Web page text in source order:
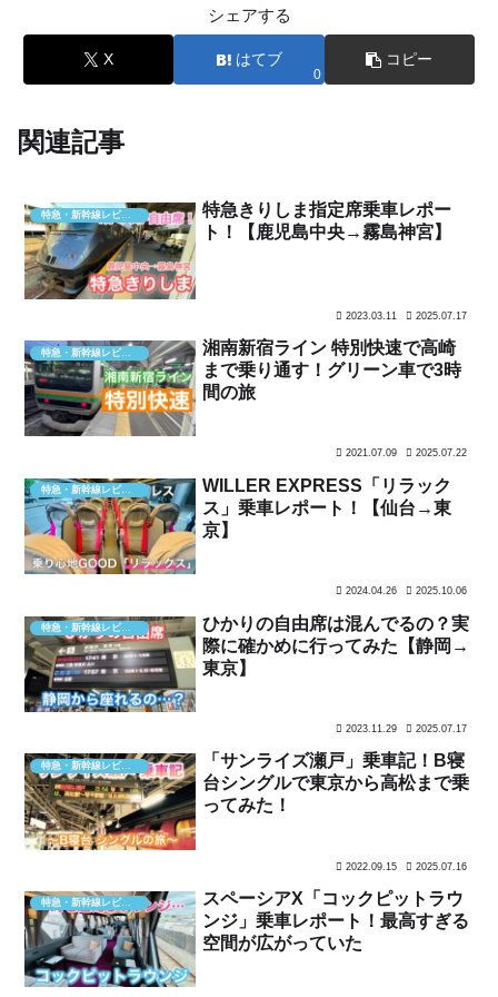
シェアする
X はてブ
0
コピー
関連記事
特急・新幹線レビュー
特急きりしま指定席乗車レポー
ト！【鹿児島中央→霧島神宮】
2023.03.11 2025.07.17
特急・新幹線レビュー
湘南新宿ライン 特別快速で高崎
まで乗り通す！グリーン車で3時
間の旅
2021.07.09 2025.07.22
特急・新幹線レビュー
WILLER EXPRESS「リラック
ス」乗車レポート！【仙台→東
京】
2024.04.26 2025.10.06
特急・新幹線レビュー
ひかりの自由席は混んでるの？実
際に確かめに行ってみた【静岡→
東京】
2023.11.29 2025.07.17
特急・新幹線レビュー
「サンライズ瀬戸」乗車記！B寝
台シングルで東京から高松まで乗
ってみた！
2022.09.15 2025.07.16
特急・新幹線レビュー
スペーシアX「コックピットラウ
ンジ」乗車レポート！最高すぎる
空間が広がっていた